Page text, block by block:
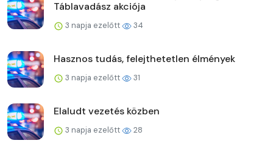
Táblavadász akciója
3 napja ezelőtt 34
Hasznos tudás, felejthetetlen élmények
3 napja ezelőtt 31
Elaludt vezetés közben
3 napja ezelőtt 28